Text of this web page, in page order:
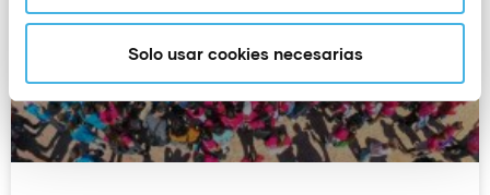
Solo usar cookies necesarias